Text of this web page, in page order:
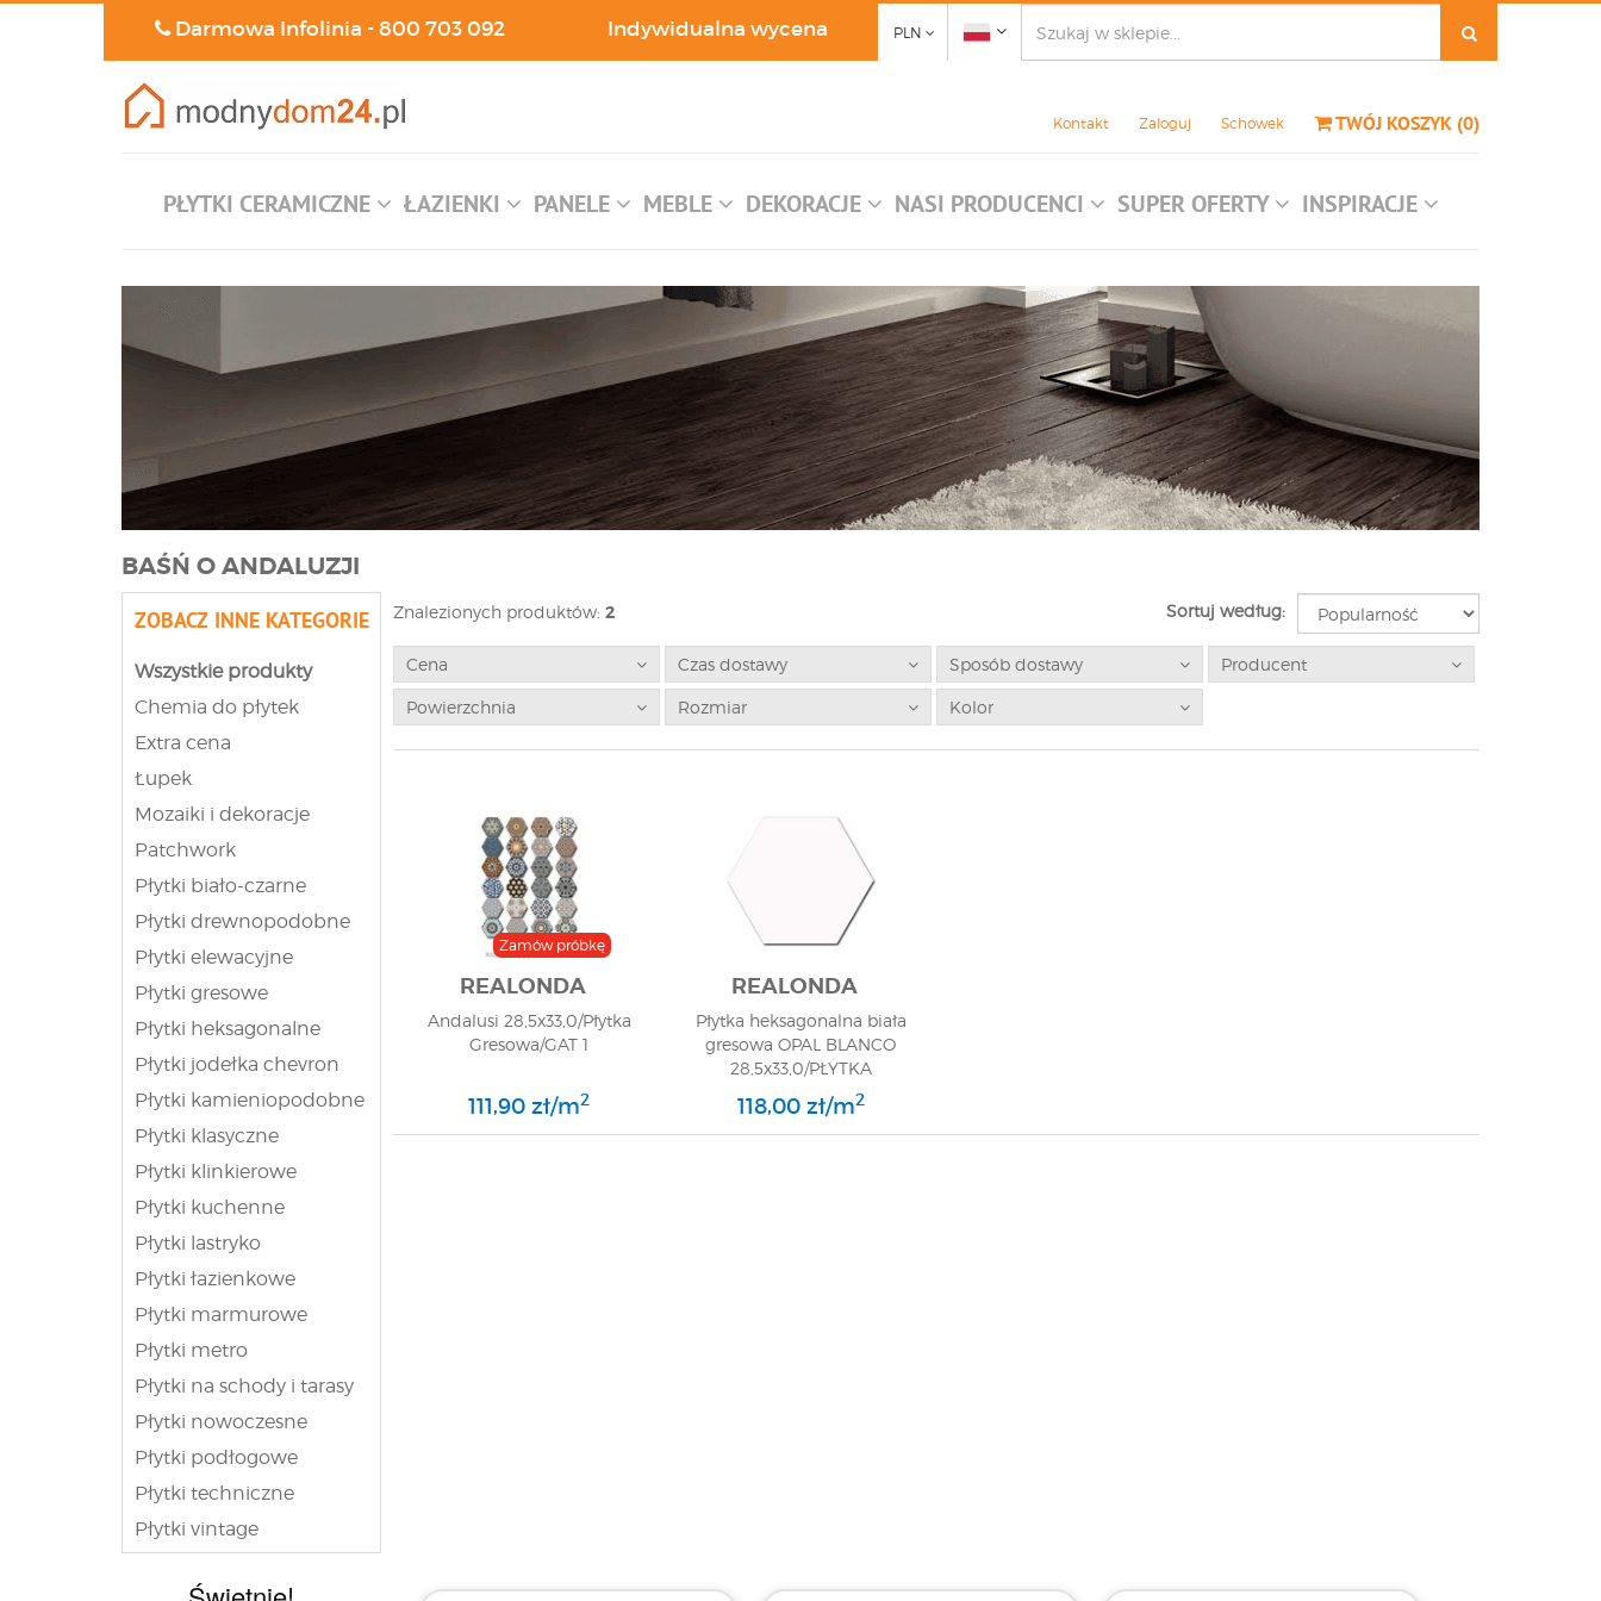
Darmowa Infolinia -800 703 092 Indywidualna wycena PLN
Kontakt Zaloguj Schowek TWÓJ KOSZYK (0)
PŁYTKI CERAMICZNE ŁAZIENKI PANELE MEBLE DEKORACJE NASI PRODUCENCI SUPER OFERTY INSPIRACJE
BAŚŃ O ANDALUZJI
ZOBACZ INNE KATEGORIE
Wszystkie produkty
Chemia do płytek
Extra cena
Łupek
Mozaiki i dekoracje
Patchwork
Płytki biało-czarne
Płytki drewnopodobne
Płytki elewacyjne
Płytki gresowe
Płytki heksagonalne
Płytki jodełka chevron
Płytki kamieniopodobne
Płytki klasyczne
Płytki klinkierowe
Płytki kuchenne
Płytki lastryko
Płytki łazienkowe
Płytki marmurowe
Płytki metro
Płytki na schody i tarasy
Płytki nowoczesne
Płytki podłogowe
Płytki techniczne
Płytki vintage
Znalezionych produktów: 2 Sortuj według:
Cena Czas dostawy Sposób dostawy Producent
Powierzchnia Rozmiar Kolor
Zamów próbkę
REALONDA
Andalusi 28,5x33,0/Płytka
Gresowa/GAT 1
111,90 zł/m2
REALONDA
Płytka heksagonalna biała
gresowa OPAL BLANCO
28,5x33,0/PŁYTKA
GRESOWA/GAT 1
118,00 zł/m2